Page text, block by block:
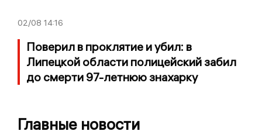
02/08 14:16
Поверил в проклятие и убил: в
Липецкой области полицейский забил
до смерти 97-летнюю знахарку
Главные новости